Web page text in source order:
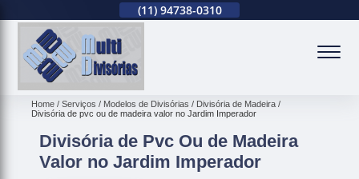
(11) 94738-0310
Home Serviços Modelos de Divisórias
Divisória de Madeira
Divisória de pvc ou de madeira valor no Jardim Imperador
Divisória de Pvc Ou de Madeira
Valor no Jardim Imperador